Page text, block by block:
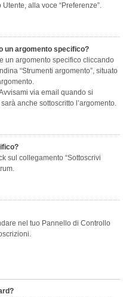
alla voce “Preferenze”.
un argomento specifico?
un argomento specifico cliccando
“Strumenti argomento”, situato
via email quando si
anche sottoscritto l’argomento.
sul collegamento “Sottoscrivi
nel tuo Pannello di Controllo